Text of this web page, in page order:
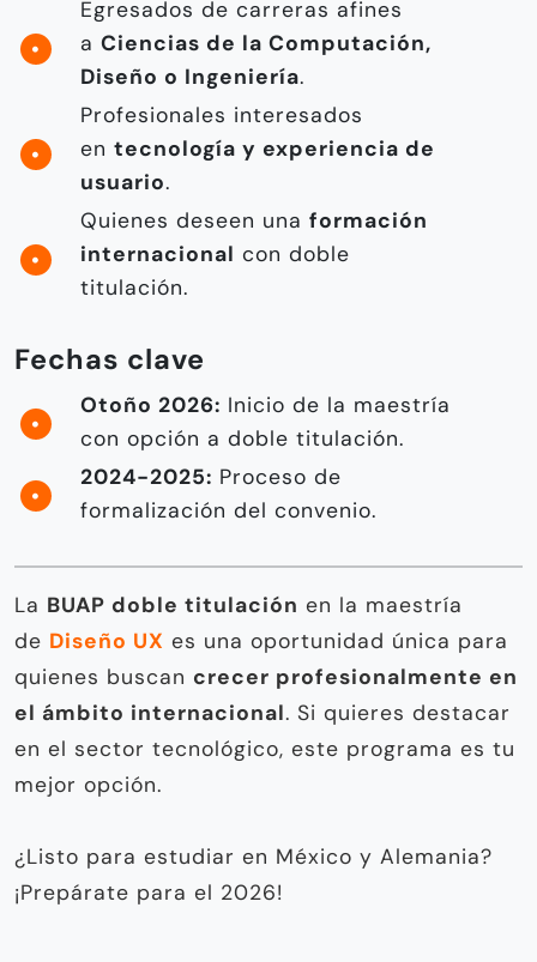
Egresados de carreras afines
a Ciencias de la Computación,
Diseño o Ingeniería.
Profesionales interesados
en tecnología y experiencia de
usuario.
Quienes deseen una formación
internacional con doble
titulación.
Fechas clave
Otoño 2026: Inicio de la maestría
con opción a doble titulación.
2024-2025: Proceso de
formalización del convenio.
La BUAP doble titulación en la maestría
de Diseño UX es una oportunidad única para
quienes buscan crecer profesionalmente en
el ámbito internacional. Si quieres destacar
en el sector tecnológico, este programa es tu
mejor opción.
¿Listo para estudiar en México y Alemania?
¡Prepárate para el 2026!